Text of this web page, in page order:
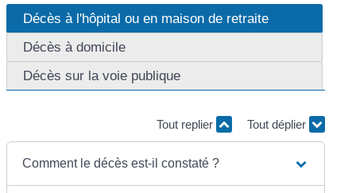
Décès à l'hôpital ou en maison de retraite
Décès à domicile
Décès sur la voie publique
Tout replier Tout déplier
Comment le décès est-il constaté ?